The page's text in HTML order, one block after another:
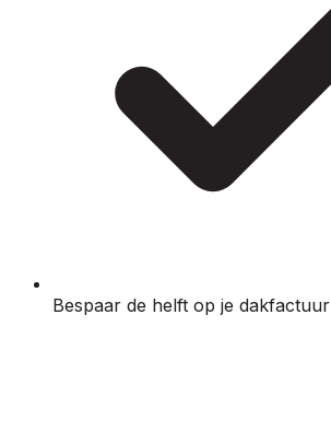
Bespaar de helft op je dakfactuur